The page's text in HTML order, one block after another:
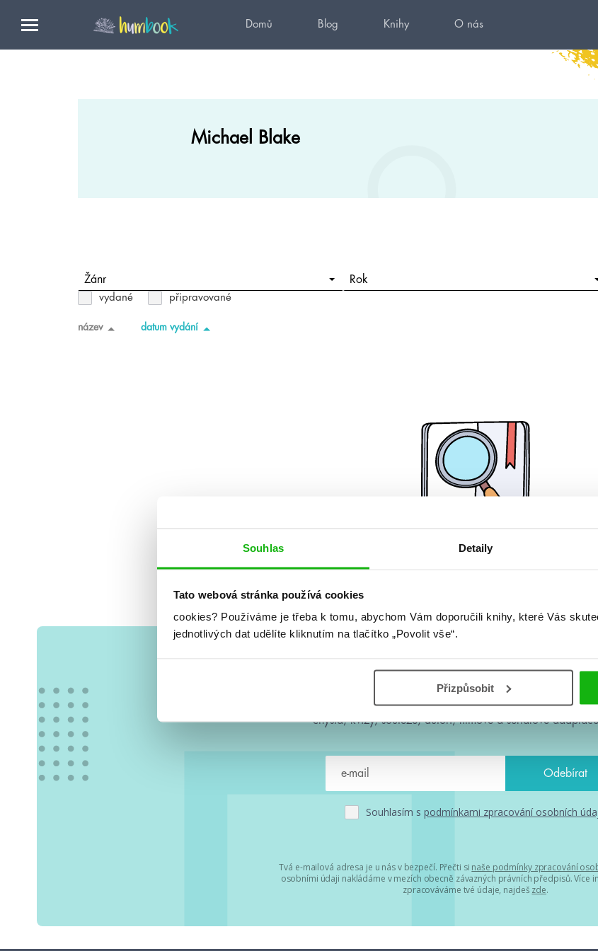
Souhlas Detaily
Tato webová stránka používá cookies
cookies? Používáme je třeba k tomu, abychom Vám doporučili knihy, které Vás
jednotlivých dat udělíte kliknutím na tlačítko „Povolit vše“.
Přizpůsobit
Domů Blog Knihy O nás
Michael Blake
Žánr Rok
vydané připravované
název datum vydání
#HumbookNews
Vše kolem #youngadult každý měsíc rovnou do mailu! Nové
chystá, kvízy, soutěže, autoři, filmové a seriálové
Souhlasím s podmínkami zpracování osobních
Tvá e-mailová adresa je u nás v bezpečí. Přečti si naše podmínky zpracování
osobními údaji nakládáme v mezích obecně závazných právních předpisů. Více
zpracováváme tvé údaje, najdeš zde.